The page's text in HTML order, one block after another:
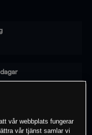
i detta
vår webbplats fungerar
vår tjänst samlar vi